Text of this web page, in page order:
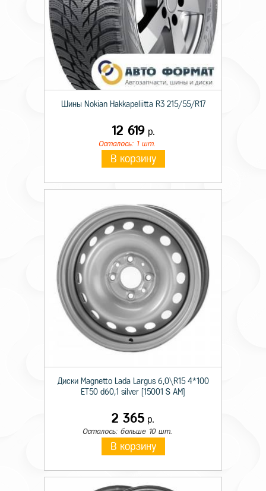
Шины Nokian Hakkapeliitta R3 215/55/R17
12 619р.
Осталось: 1 шт.
В корзину
Диски Magnetto Lada Largus 6,0\R15 4*100
ET50 d60,1 silver [15001 S AM]
2 365 р.
Осталось: больше 10 шт.
В корзину